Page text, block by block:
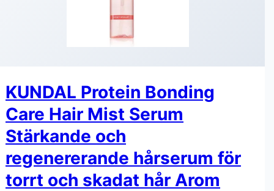
KUNDAL Protein Bonding
Care Hair Mist Serum
Stärkande och
regenererande hårserum för
torrt och skadat hår Arom